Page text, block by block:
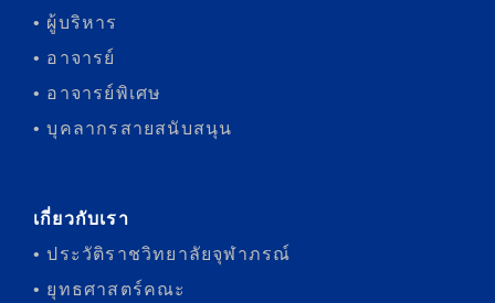
• ผู้บริหาร
• อาจารย์
• อาจารย์พิเศษ
• บุคลากรสายสนับสนุน
เกี่ยวกับเรา
• ประวัติราชวิทยาลัยจุฬาภรณ์
• ยุทธศาสตร์คณะ